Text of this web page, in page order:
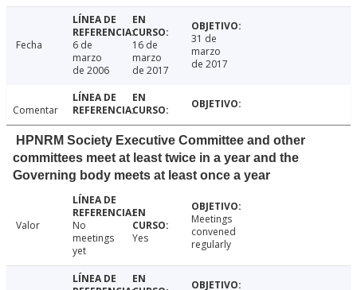
Fecha
6 de
marzo
de 2006
16 de
marzo
de 2017
31 de
marzo
de 2017
Comentar
HPNRM Society Executive Committee and other
committees meet at least twice in a year and the
Governing body meets at least once a year
Valor
No
meetings
yet
Yes
Meetings
convened
regularly